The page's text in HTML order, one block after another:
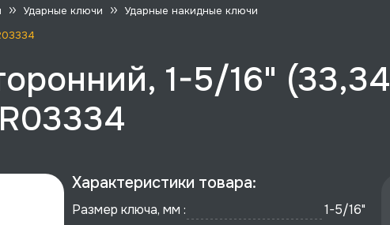
Ударные ключи
Ударные накидные ключи
1-5/16" (33,34
Характеристики товара:
Размер ключа, мм :
1-5/16"